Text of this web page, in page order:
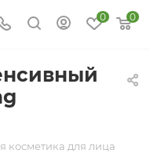
0 0
косметика для лица